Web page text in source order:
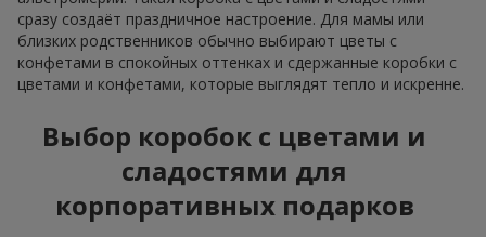
сразу создаёт праздничное настроение. Для мамы или
близких родственников обычно выбирают цветы с
конфетами в спокойных оттенках и сдержанные коробки с
цветами и конфетами, которые выглядят тепло и искренне.
Выбор коробок с цветами и
сладостями для
корпоративных подарков